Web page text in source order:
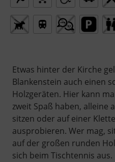
Etwas hinter der Kirche
Blankenstein auch einen
Holzgeräten. Hier kann
zweit Spaß haben, alleine
sitzen oder auf einer
ausprobieren. Wer mag,
auf der großen runden
sich beim Tischtennis aus.